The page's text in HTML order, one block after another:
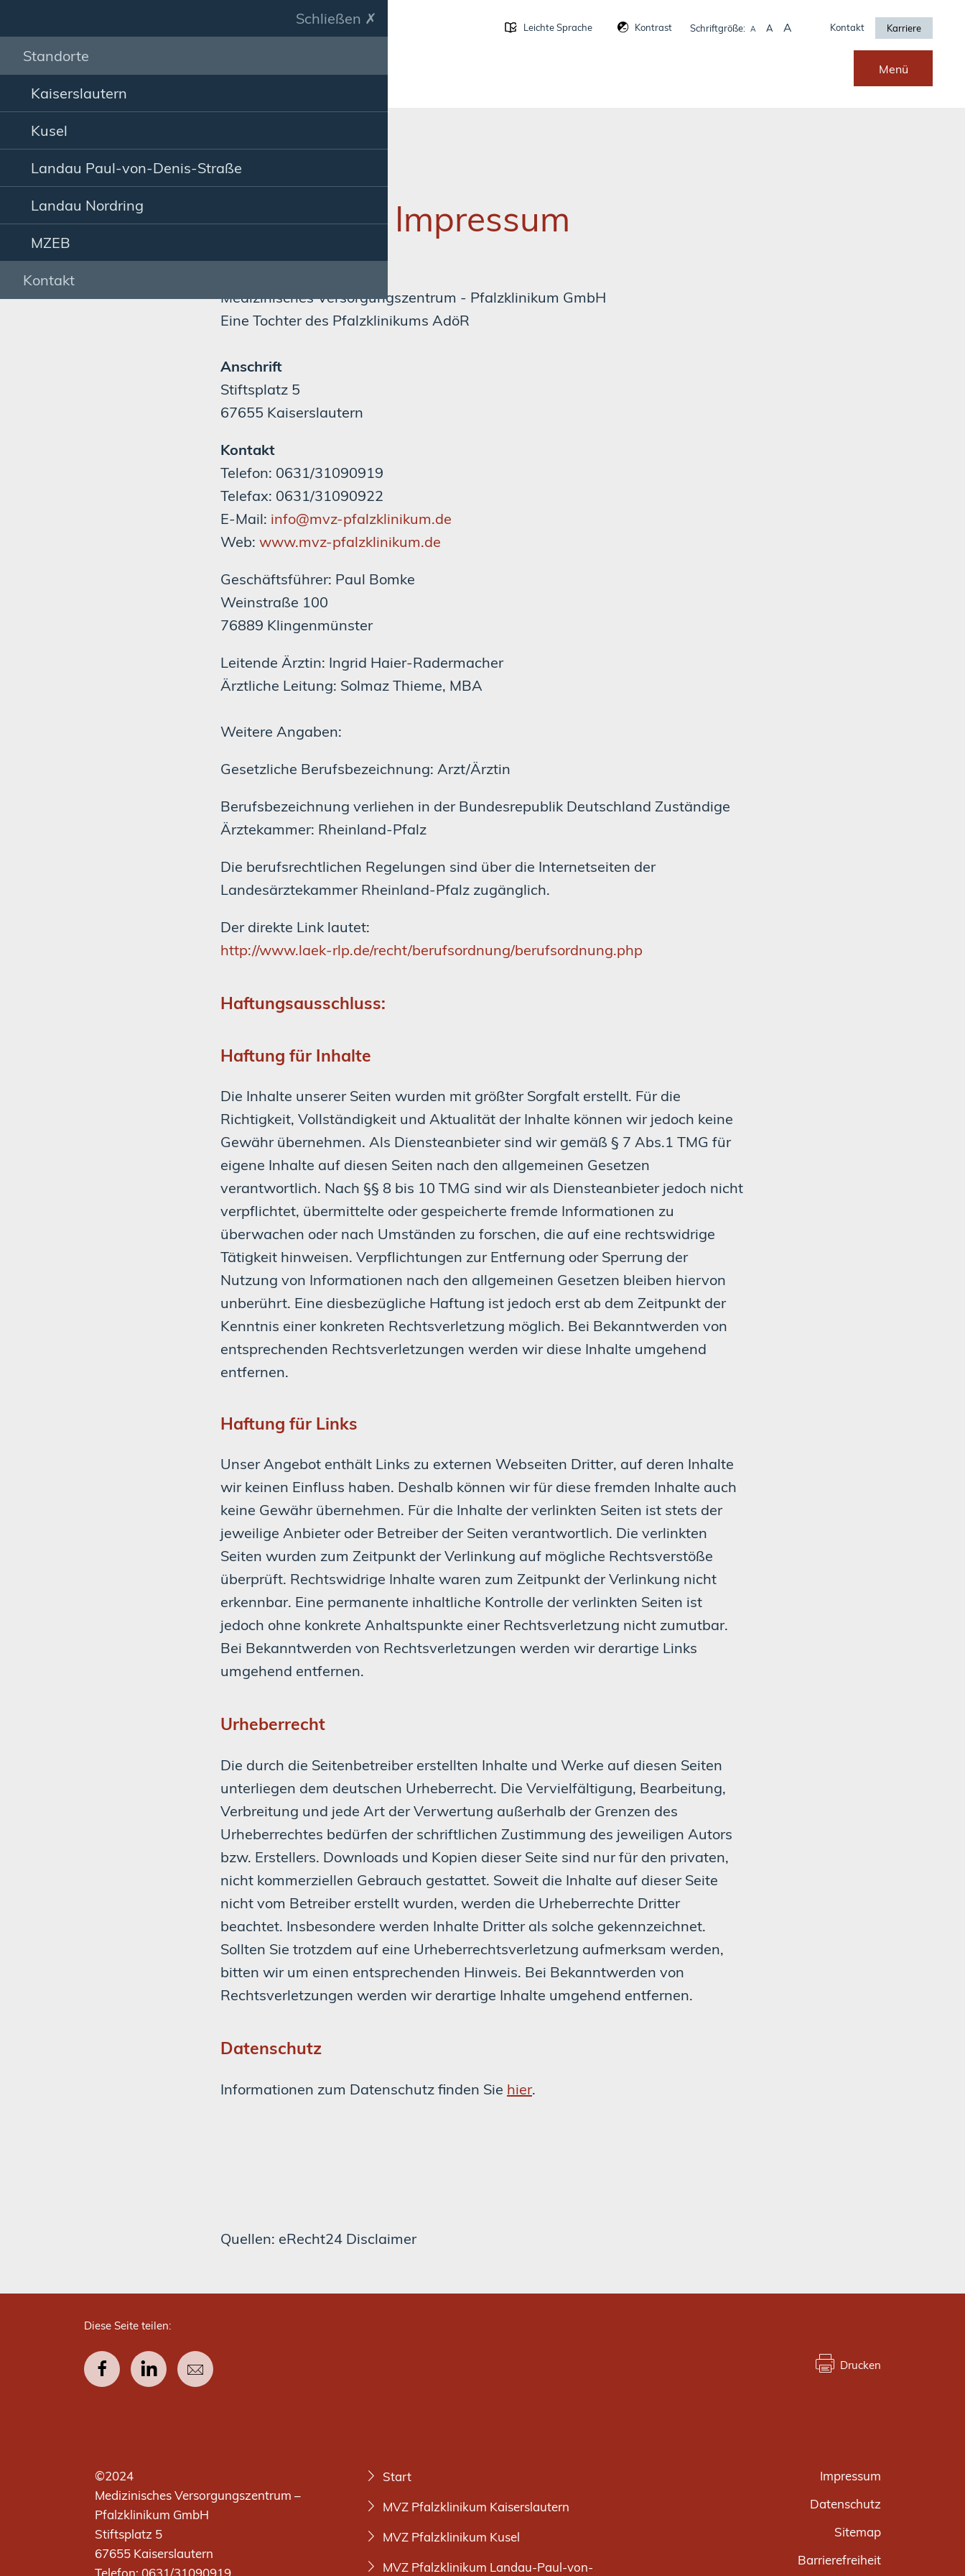
Schließen
Standorte
Kaiserslautern
Kusel
Landau Paul-von-Denis-Straße
Landau Nordring
MZEB
Kontakt
Menü
Karriere
Kontakt
Schriftgröße: A A A
Kontrast
Leichte Sprache
Impressum
Medizinisches Versorgungszentrum - Pfalzklinikum GmbH
Eine Tochter des Pfalzklinikums AdöR
Anschrift
Stiftsplatz 5
67655 Kaiserslautern
Kontakt
Telefon: 0631/31090919
Telefax: 0631/31090922
E-Mail: info@mvz-pfalzklinikum.de
Web: www.mvz-pfalzklinikum.de
Geschäftsführer: Paul Bomke
Weinstraße 100
76889 Klingenmünster
Leitende Ärztin: Ingrid Haier-Radermacher
Ärztliche Leitung: Solmaz Thieme, MBA
Weitere Angaben:
Gesetzliche Berufsbezeichnung: Arzt/Ärztin
Berufsbezeichnung verliehen in der Bundesrepublik Deutschland Zuständige
Ärztekammer: Rheinland-Pfalz
Die berufsrechtlichen Regelungen sind über die Internetseiten der
Landesärztekammer Rheinland-Pfalz zugänglich.
Der direkte Link lautet:
http://www.laek-rlp.de/recht/berufsordnung/berufsordnung.php
Haftungsausschluss:
Haftung für Inhalte
Die Inhalte unserer Seiten wurden mit größter Sorgfalt erstellt. Für die
Richtigkeit, Vollständigkeit und Aktualität der Inhalte können wir jedoch keine
Gewähr übernehmen. Als Diensteanbieter sind wir gemäß § 7 Abs.1 TMG für
eigene Inhalte auf diesen Seiten nach den allgemeinen Gesetzen
verantwortlich. Nach §§ 8 bis 10 TMG sind wir als Diensteanbieter jedoch nicht
verpflichtet, übermittelte oder gespeicherte fremde Informationen zu
überwachen oder nach Umständen zu forschen, die auf eine rechtswidrige
Tätigkeit hinweisen. Verpflichtungen zur Entfernung oder Sperrung der
Nutzung von Informationen nach den allgemeinen Gesetzen bleiben hiervon
unberührt. Eine diesbezügliche Haftung ist jedoch erst ab dem Zeitpunkt der
Kenntnis einer konkreten Rechtsverletzung möglich. Bei Bekanntwerden von
entsprechenden Rechtsverletzungen werden wir diese Inhalte umgehend
entfernen.
Haftung für Links
Unser Angebot enthält Links zu externen Webseiten Dritter, auf deren Inhalte
wir keinen Einfluss haben. Deshalb können wir für diese fremden Inhalte auch
keine Gewähr übernehmen. Für die Inhalte der verlinkten Seiten ist stets der
jeweilige Anbieter oder Betreiber der Seiten verantwortlich. Die verlinkten
Seiten wurden zum Zeitpunkt der Verlinkung auf mögliche Rechtsverstöße
überprüft. Rechtswidrige Inhalte waren zum Zeitpunkt der Verlinkung nicht
erkennbar. Eine permanente inhaltliche Kontrolle der verlinkten Seiten ist
jedoch ohne konkrete Anhaltspunkte einer Rechtsverletzung nicht zumutbar.
Bei Bekanntwerden von Rechtsverletzungen werden wir derartige Links
umgehend entfernen.
Urheberrecht
Die durch die Seitenbetreiber erstellten Inhalte und Werke auf diesen Seiten
unterliegen dem deutschen Urheberrecht. Die Vervielfältigung, Bearbeitung,
Verbreitung und jede Art der Verwertung außerhalb der Grenzen des
Urheberrechtes bedürfen der schriftlichen Zustimmung des jeweiligen Autors
bzw. Erstellers. Downloads und Kopien dieser Seite sind nur für den privaten,
nicht kommerziellen Gebrauch gestattet. Soweit die Inhalte auf dieser Seite
nicht vom Betreiber erstellt wurden, werden die Urheberrechte Dritter
beachtet. Insbesondere werden Inhalte Dritter als solche gekennzeichnet.
Sollten Sie trotzdem auf eine Urheberrechtsverletzung aufmerksam werden,
bitten wir um einen entsprechenden Hinweis. Bei Bekanntwerden von
Rechtsverletzungen werden wir derartige Inhalte umgehend entfernen.
Datenschutz
Informationen zum Datenschutz finden Sie hier.
Quellen: eRecht24 Disclaimer
Diese Seite teilen:
FacebookLinkedIn Drucken
©2024
Medizinisches Versorgungszentrum –
Pfalzklinikum GmbH
Stiftsplatz 5
67655 Kaiserslautern
Telefon: 0631/31090919
Start
MVZ Pfalzklinikum Kaiserslautern
MVZ Pfalzklinikum Kusel
MVZ Pfalzklinikum Landau-Paul-von-
Impressum
Datenschutz
Sitemap
Barrierefreiheit